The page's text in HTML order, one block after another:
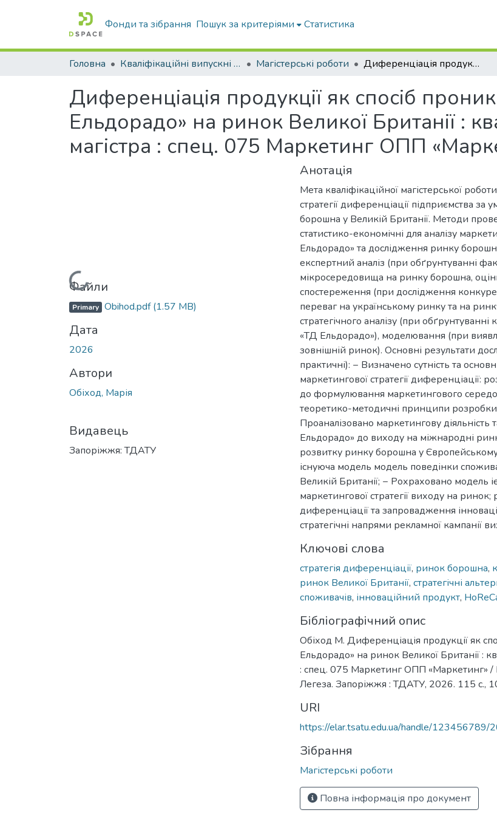
Фонди та зібрання Пошук за критеріями Статистика
Головна Кваліфікаційні випускні роботи бакалаврів і магістрів Магістерські роботи Диференціація продукції як спосіб проникнення ТОВ «ТД Ельдорадо» на ринок Великої Британії : кваліфікаційна робота магістра : спец. 075 Маркетинг ОПП «Маркетинг»
Диференціація продукції як спосіб
Ельдорадо» на ринок Великої Британії :
магістра : спец. 075 Маркетинг ОПП
Вантажиться...
Файли
Primary Obihod.pdf(1.57 MB)
Дата
2026
Автори
Обіход, Марія
Видавець
Запоріжжя: ТДАТУ
Анотація
Мета кваліфікаційної магістерської
стратегії диференціації підприємства
борошна у Великій Британії. Методи
статистико-економічні для аналізу
Ельдорадо» та дослідження ринку
експертний аналіз (при обґрунтуванні
мікросередовища на ринку борошна,
спостереження (при дослідження
переваг на українському ринку та на
стратегічного аналізу (при
«ТД Ельдорадо»), моделювання (при
зовнішній ринок). Основні результати
практичні): − Визначено сутність та
маркетингової стратегії диференціації:
до формулювання маркетингового
теоретико-методичні принципи розробки
Проаналізовано маркетингову діяльність
Ельдорадо» до виходу на міжнародні
розвитку ринку борошна у
існуюча модель модель поведінки
Великій Британії; − Рохраховано модель
маркетингової стратегії виходу на ринок;
диференціації та запровадження
стратегічні напрями рекламної кампанії
Ключові слова
стратегія диференціації, ринок борошна,
ринок Великої Британії, стратегічні
споживачів, інноваційний продукт,
Бібліографічний опис
Обіход М. Диференціація продукції як
Ельдорадо» на ринок Великої Британії :
: спец. 075 Маркетинг ОПП «Маркетинг» /
Легеза. Запоріжжя : ТДАТУ, 2026. 115 с.,
URI
https://elar.tsatu.edu.ua/handle/123456789/
Зібрання
Магістерські роботи
Повна інформація про документ